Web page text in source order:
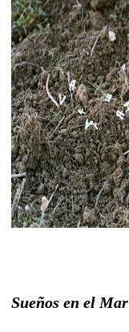
Sueños en el Mar